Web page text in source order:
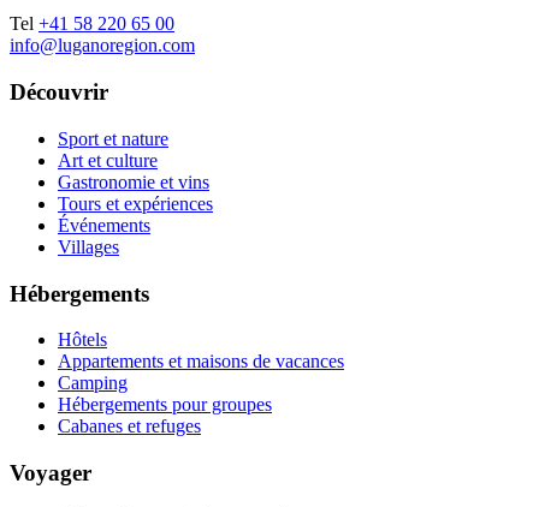
Tel +41 58 220 65 00
info@luganoregion.com
Découvrir
Sport et nature
Art et culture
Gastronomie et vins
Tours et expériences
Événements
Villages
Hébergements
Hôtels
Appartements et maisons de vacances
Camping
Hébergements pour groupes
Cabanes et refuges
Voyager